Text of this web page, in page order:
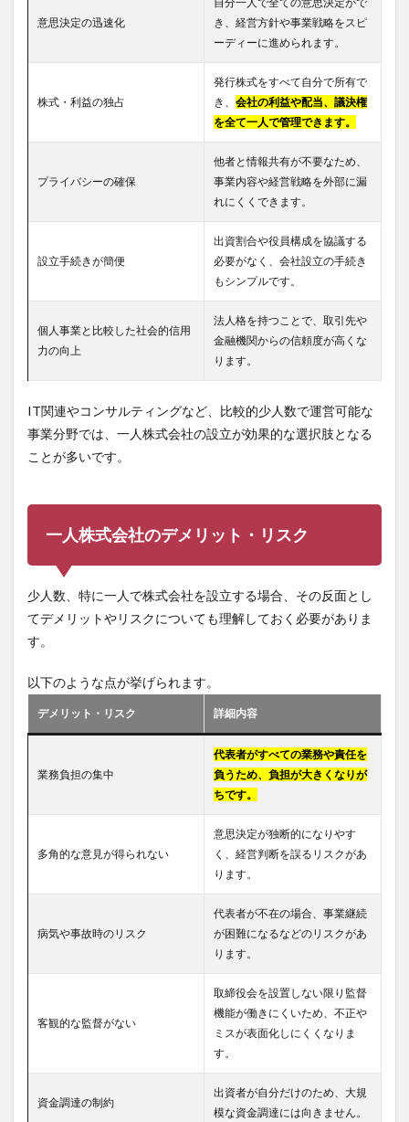
意思決定の迅速化
き、経営方針や事業戦略をスピ
ーディーに進められます。
株式・利益の独占
発行株式をすべて自分で所有で
き、 会社の利益や配当、議決権
を全て一人で管理できます。
プライバシーの確保
他者と情報共有が不要なため、
事業内容や経営戦略を外部に漏
れにくくできます。
設立手続きが簡便
出資割合や役員構成を協議する
必要がなく、会社設立の手続き
もシンプルです。
個人事業と比較した社会的信用
力の向上
法人格を持つことで、取引先や
金融機関からの信頼度が高くな
ります。
IT関連やコンサルティングなど、比較的少人数で運営可能な
事業分野では、一人株式会社の設立が効果的な選択肢となる
ことが多いです。
一人株式会社のデメリット・リスク
少人数、特に一人で株式会社を設立する場合、その反面とし
てデメリットやリスクについても理解しておく必要がありま
す。
以下のような点が挙げられます。
デメリット・リスク 詳細内容
業務負担の集中
代表者がすべての業務や責任を
負うため、負担が大きくなりが
ちです。
多角的な意見が得られない
意思決定が独断的になりやす
く、経営判断を誤るリスクがあ
ります。
病気や事故時のリスク
代表者が不在の場合、事業継続
が困難になるなどのリスクがあ
ります。
客観的な監督がない
取締役会を設置しない限り監督
機能が働きにくいため、不正や
ミスが表面化しにくくなりま
す。
資金調達の制約
出資者が自分だけのため、大規
模な資金調達には向きません。